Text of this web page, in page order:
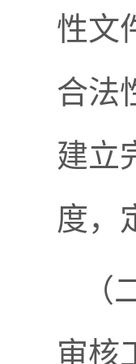
性文
合法
建立
度，
审核